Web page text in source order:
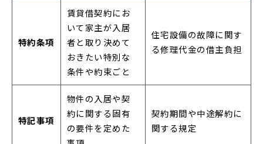
特約条項
賃貸借契約にお
いて家主が入居
者と取り決めて
おきたい特別な
条件や約束ごと
住宅設備の故障に関す
る修理代金の借主負担
特記事項
物件の入居や契
約に関する固有
の要件を定めた
契約期間や中途解約に
関する規定